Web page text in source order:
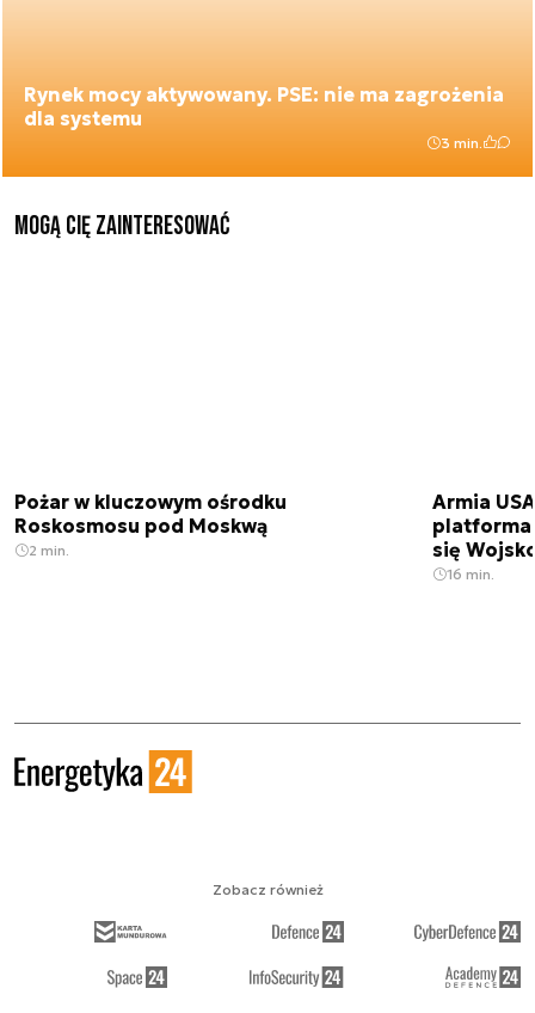
Rynek mocy aktywowany. PSE: nie ma zagrożenia
dla systemu
3 min.
Mogą Cię zainteresować
Pożar w kluczowym ośrodku
Roskosmosu pod Moskwą
2 min.
Armia
się
16 min.
Zobacz również